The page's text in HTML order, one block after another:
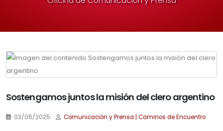
Sostengamos juntos la misión del clero argentino
03/06/2025 Comunicación y Prensa | Caminos de Encuentro